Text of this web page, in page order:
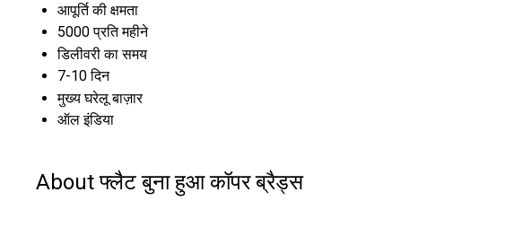
आपूर्ति की क्षमता
5000 प्रति महीने
डिलीवरी का समय
7-10 दिन
मुख्य घरेलू बाज़ार
ऑल इंडिया
About फ्लैट बुना हुआ कॉपर ब्रैड्स